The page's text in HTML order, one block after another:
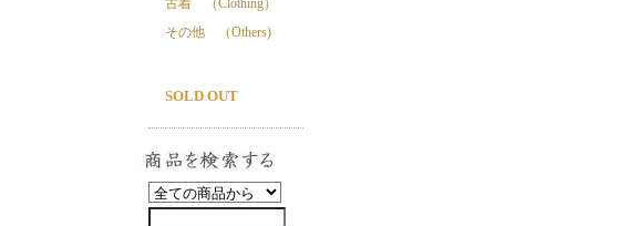
古着 （Clothing）
その他 （Others)
SOLD OUT